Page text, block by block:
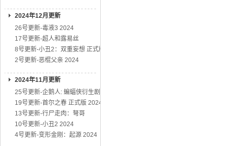
2024年12月更新
26号更新-毒液3 2024
17号更新-超人和露易丝
8号更新-小丑2：双重妄想 正式版
2号更新-恶棍父亲 2024
2024年11月更新
25号更新-企鹅人: 蝙蝠侠衍生剧
19号更新-首尔之春 正式版 2024
13号更新-行尸走肉：弩哥
10号更新-小丑2 2024
4号更新-变形金刚：起源 2024